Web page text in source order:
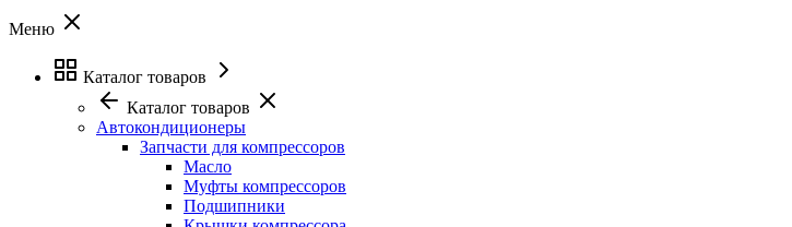
Меню
Каталог товаров
Каталог товаров
Автокондиционеры
Запчасти для компрессоров
Масло
Муфты компрессоров
Подшипники